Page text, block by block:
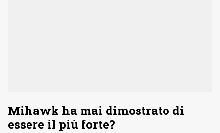
Mihawk ha mai dimostrato di
essere il più forte?